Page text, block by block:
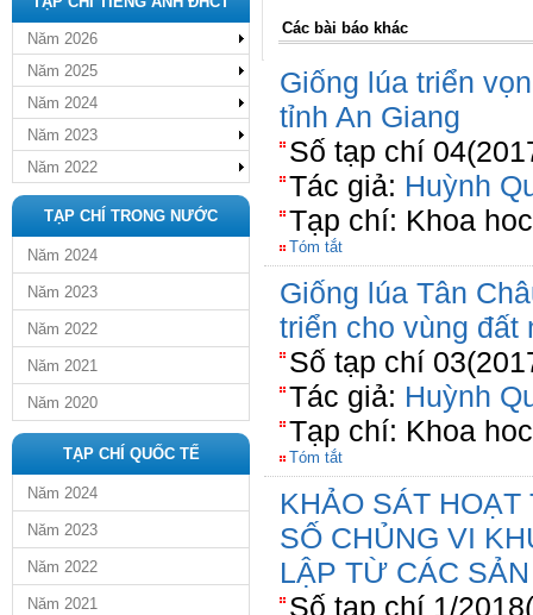
Năm 2026
Năm 2025
Năm 2024
Năm 2023
Năm 2022
TẠP CHÍ TRONG NƯỚC
Năm 2024
Năm 2023
Năm 2022
Năm 2021
Năm 2020
TẠP CHÍ QUỐC TẾ
Năm 2024
Năm 2023
Năm 2022
Năm 2021
Các bài báo khác
Giống lúa triển
tỉnh An Giang
Số tạp chí
Tác giả: Huỳnh
Tạp chí: Khoa
Tóm tắt
Giống lúa Tân
triển cho vùng đất
Số tạp chí
Tác giả: Huỳnh
Tạp chí: Khoa
Tóm tắt
KHẢO SÁT
SỐ CHỦNG VI
LẬP TỪ CÁC
Số tạp chí 1/